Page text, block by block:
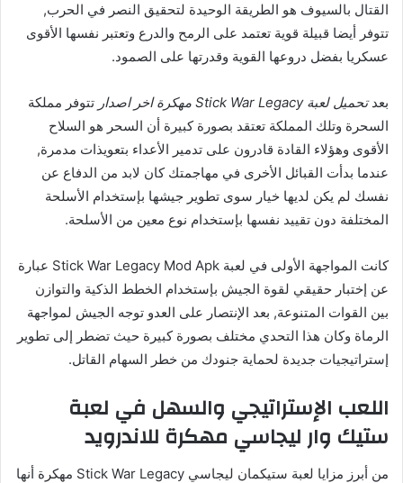
القتال بالسيوف هو الطريقة الوحيدة لتحقيق النصر في الحرب,
تتوفر أيضا قبيلة قوية تعتمد على الرمح والدرع وتعتبر نفسها الأقوى
عسكريا بفضل دروعها القوية وقدرتها على الصمود.
بعدتحميل لعبة Stick War Legacy مهكرة اخر اصدار
تتوفر مملكة
السحرة وتلك المملكة تعتقد بصورة كبيرة أن السحر هو السلاح
الأقوى وهؤلاء القادة قادرون على تدمير الأعداء بتعويذات مدمرة,
عندما بدأت القبائل الأخرى في مهاجمتك كان لابد من الدفاع عن
نفسك لم يكن لديها خيار سوى تطوير جيشها بإستخدام الأسلحة
المختلفة دون تقييد نفسها بإستخدام نوع معين من الأسلحة.
كانت المواجهة الأولى في لعبة Stick War Legacy Mod Apk عبارة
عن إختبار حقيقي لقوة الجيش بإستخدام الخطط الذكية والتوازن
بين القوات المتنوعة, بعد الإنتصار على العدو توجه الجيش لمواجهة
الرماة وكان هذا التحدي مختلف بصورة كبيرة حيث تضطر إلى تطوير
إستراتيجيات جديدة لحماية جنودك من خطر السهام القاتل.
اللعب الإستراتيجي والسهل في لعبة
ستيك وار ليجاسي مهكرة للاندرويد
من أبرز مزايا لعبة ستيكمان ليجاسي Stick War Legacy مهكرة أنها